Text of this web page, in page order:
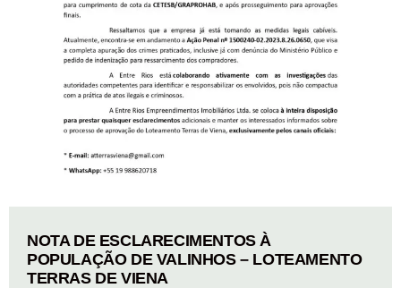
NOTA DE ESCLARECIMENTOS À
POPULAÇÃO DE VALINHOS – LOTEAMENTO
TERRAS DE VIENA